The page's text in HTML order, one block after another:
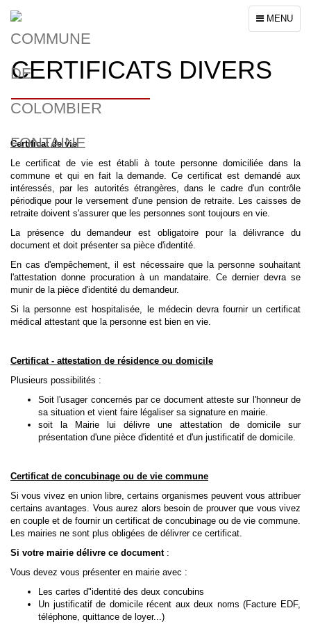
Toggle
navigation
MENU
CERTIFICATS DIVERS
Certificat de vie
Le certificat de vie est établi à toute personne domiciliée dans la
commune et qui en fait la demande. Ce certificat est demandé aux
intéressés, par les autorités étrangères, dans le cadre d'un contrôle
périodique pour le versement d'une pension de retraite. Les caisses de
retraite doivent s'assurer que les personnes sont toujours en vie.
La présence du demandeur est obligatoire pour la délivrance du
document et doit présenter sa pièce d'identité.
En cas d'empêchement, il est nécessaire que la personne souhaitant
l'attestation donne procuration à un mandataire. Ce dernier devra se
munir de la pièce d'identité du demandeur.
Si la personne est hospitalisée, le médecin devra fournir un certificat
médical attestant que la personne est bien en vie.
Certificat - attestation de résidence ou domicile
Plusieurs possibilités :
Soit l'usager concernés par ce document atteste sur l'honneur de
sa situation et vient faire légaliser sa signature en mairie.
soit la Mairie lui délivre une attestation de domicile sur
présentation d'une pièce d'identité et d'un justificatif de domicile.
Certificat de concubinage ou de vie commune
Si vous vivez en union libre, certains organismes peuvent vous attribuer
certains avantages. Vous aurez alors besoin de prouver que vous vivez
en couple et de fournir un certificat de concubinage ou de vie commune.
Les mairies ne sont plus obligées de délivrer ce certificat.
Si votre mairie délivre ce document :
Vous devez vous présenter en mairie avec :
Les cartes d"identité des deux concubins
Un justificatif de domicile récent aux deux noms (Facture EDF,
téléphone, quittance de loyer...)